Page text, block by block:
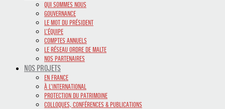
QUI SOMMES NOUS
GOUVERNANCE
LE MOT DU PRÉSIDENT
L’ÉQUIPE
COMPTES ANNUELS
LE RÉSEAU ORDRE DE MALTE
NOS PARTENAIRES
NOS PROJETS
EN FRANCE
À L’INTERNATIONAL
PROTECTION DU PATRIMOINE
COLLOQUES, CONFÉRENCES & PUBLICATIONS